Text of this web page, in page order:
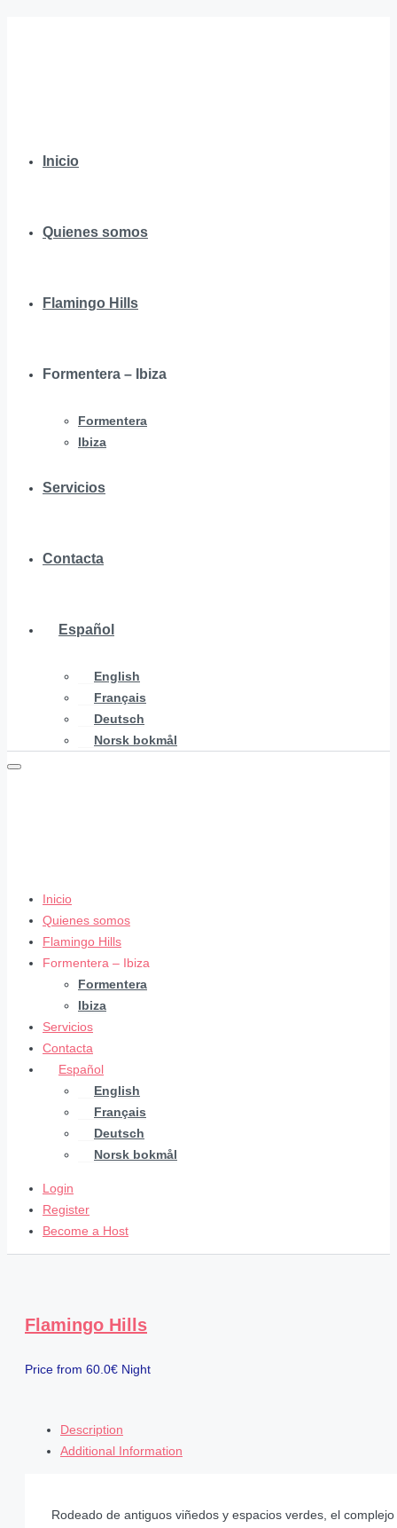
Inicio
Quienes somos
Flamingo Hills
Formentera – Ibiza
Formentera
Ibiza
Servicios
Contacta
Español
English
Français
Deutsch
Norsk bokmål
Inicio
Quienes somos
Flamingo Hills
Formentera – Ibiza
Formentera
Ibiza
Servicios
Contacta
Español
English
Français
Deutsch
Norsk bokmål
Login
Register
Become a Host
Flamingo Hills
Price from 60.0€ Night
Description
Additional Information
Rodeado de antiguos viñedos y espacios verdes, el complejo